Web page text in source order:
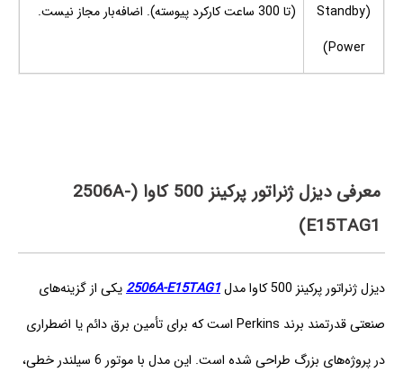
(Standby
Power)
(تا 300 ساعت کارکرد پیوسته). اضافه‌بار مجاز نیست.
معرفی دیزل ژنراتور پرکینز 500 کاوا (2506A-
E15TAG1)
دیزل ژنراتور پرکینز 500 کاوا مدل 2506A-E15TAG1یکی از گزینه‌های
صنعتی قدرتمند برند Perkins است که برای تأمین برق دائم یا اضطراری
در پروژه‌های بزرگ طراحی شده است. این مدل با موتور 6 سیلندر خطی،